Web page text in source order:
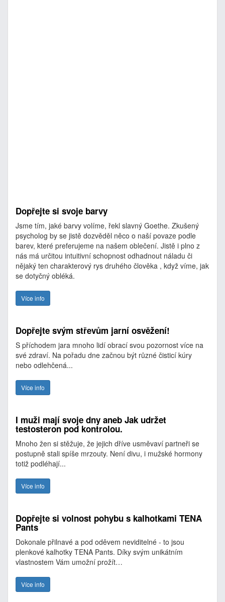
Dopřejte si svoje barvy
Jsme tím, jaké barvy volíme, řekl slavný Goethe. Zkušený
psycholog by se jistě dozvěděl něco o naší povaze podle
barev, které preferujeme na našem oblečení. Jistě i plno z
nás má určitou intuitivní schopnost odhadnout náladu či
nějaký ten charakterový rys druhého člověka , když víme, jak
se dotyčný obléká.
Více info
Dopřejte svým střevům jarní osvěžení!
S příchodem jara mnoho lidí obrací svou pozornost více na
své zdraví. Na pořadu dne začnou být různé čisticí kúry
nebo odlehčená...
Více info
I muži mají svoje dny aneb Jak udržet
testosteron pod kontrolou.
Mnoho žen si stěžuje, že jejich dříve usměvaví partneři se
postupně stali spíše mrzouty. Není divu, i mužské hormony
totiž podléhají...
Více info
Dopřejte si volnost pohybu s kalhotkami TENA
Pants
Dokonale přilnavé a pod oděvem neviditelné - to jsou
plenkové kalhotky TENA Pants. Díky svým unikátním
vlastnostem Vám umožní prožít…
Více info